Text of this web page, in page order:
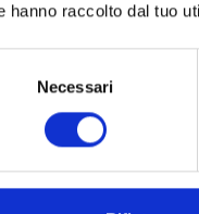
hanno raccolto dal tuo
Necessari